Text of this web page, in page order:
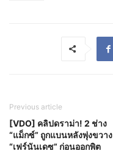
Previous article
[VDO] คลิปดราม่า! 2 ช่าง
“แม็กซ์” ถูกแบนหลังพุ่งขวาง
“เฟร์นันเดซ” ก่อนออกพิต